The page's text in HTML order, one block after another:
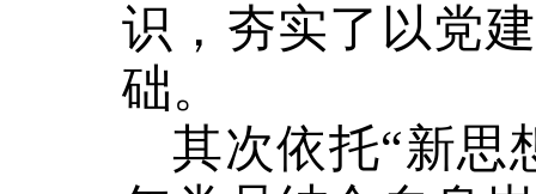
识，夯实了以党
础。
其次依托“新思